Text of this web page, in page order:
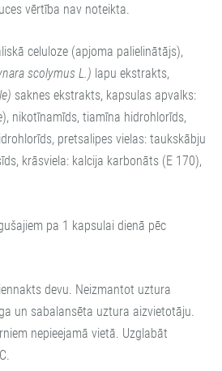
vērtība nav noteikta.
celuloze (apjoma palielinātājs),
scolymus L.) lapu ekstrakts,
saknes ekstrakts, kapsulas apvalks:
nikotīnamīds, tiamīna hidrohlorīds,
pretsalipes vielas: taukskābju
krāsviela: kalcija karbonāts (E 170),
pa 1 kapsulai dienā pēc
devu. Neizmantot uztura
un sabalansēta uztura aizvietotāju.
nepieejamā vietā. Uzglabāt